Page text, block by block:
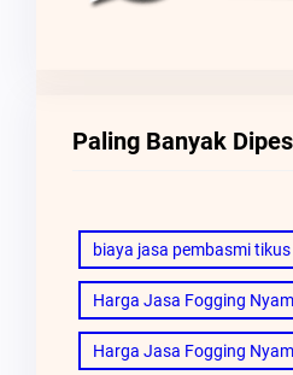
Paling Banyak
biaya jasa pembasmi tikus
Harga Jasa Fogging
Harga Jasa Fogging